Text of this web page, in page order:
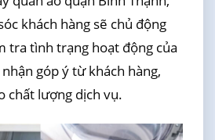
khách hàng sẽ chủ động
tra tình trạng hoạt động của
góp ý từ khách hàng,
chất lượng dịch vụ.